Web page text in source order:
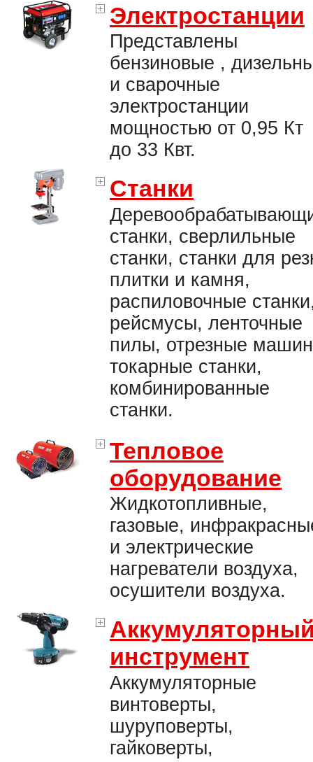
Электростанции
Представлены
бензиновые ,
и сварочные
электростанции
мощностью от 0,95 Кт
до 33 Квт.
Станки
станки, сверлильные
станки, станки для
плитки и камня,
распиловочные
рейсмусы, ленточные
пилы, отрезные
токарные станки,
комбинированные
станки.
Тепловое
оборудование
Жидкотопливные,
газовые,
и электрические
нагреватели воздуха,
осушители воздуха.
инструмент
Аккумуляторные
винтоверты,
шуруповерты,
гайковерты,